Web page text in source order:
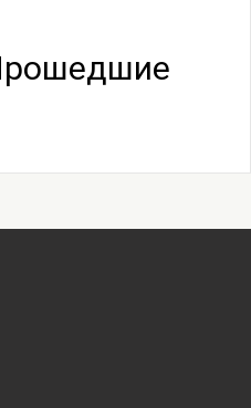
AAcademy19